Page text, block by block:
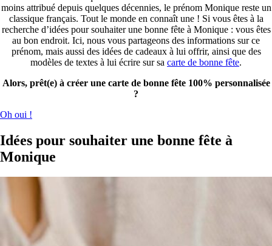
moins attribué depuis quelques décennies, le prénom Monique reste un
classique français. Tout le monde en connaît une ! Si vous êtes à la
recherche d’idées pour souhaiter une bonne fête à Monique : vous êtes
au bon endroit. Ici, nous vous partageons des informations sur ce
prénom, mais aussi des idées de cadeaux à lui offrir, ainsi que des
modèles de textes à lui écrire sur sa carte de bonne fête.
Alors, prêt(e) à créer une carte de bonne fête 100% personnalisée
?
Oh oui !
Idées pour souhaiter une bonne fête à
Monique